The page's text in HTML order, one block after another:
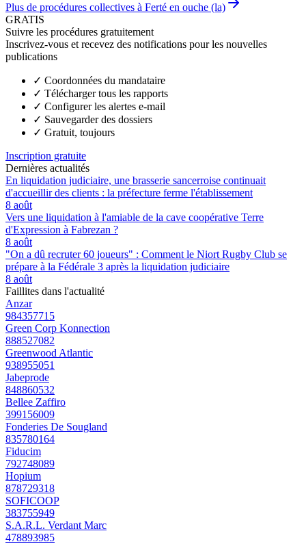
Plus de procédures collectives à Ferté en ouche (la)
GRATIS
Suivre les procédures gratuitement
Inscrivez-vous et recevez des notifications pour les nouvelles
publications
✓ Coordonnées du mandataire
✓ Télécharger tous les rapports
✓ Configurer les alertes e-mail
✓ Sauvegarder des dossiers
✓ Gratuit, toujours
Inscription gratuite
Dernières actualités
En liquidation judiciaire, une brasserie sancerroise continuait
d'accueillir des clients : la préfecture ferme l'établissement
8 août
Vers une liquidation à l'amiable de la cave coopérative Terre
d'Expression à Fabrezan ?
8 août
"On a dû recruter 60 joueurs" : Comment le Niort Rugby Club se
prépare à la Fédérale 3 après la liquidation judiciaire
8 août
Faillites dans l'actualité
Anzar
984357715
Green Corp Konnection
888527082
Greenwood Atlantic
938955051
Jabeprode
848860532
Bellee Zaffiro
399156009
Fonderies De Sougland
835780164
Fiducim
792748089
Hopium
878729318
SOFICOOP
383755949
S.A.R.L. Verdant Marc
478893985